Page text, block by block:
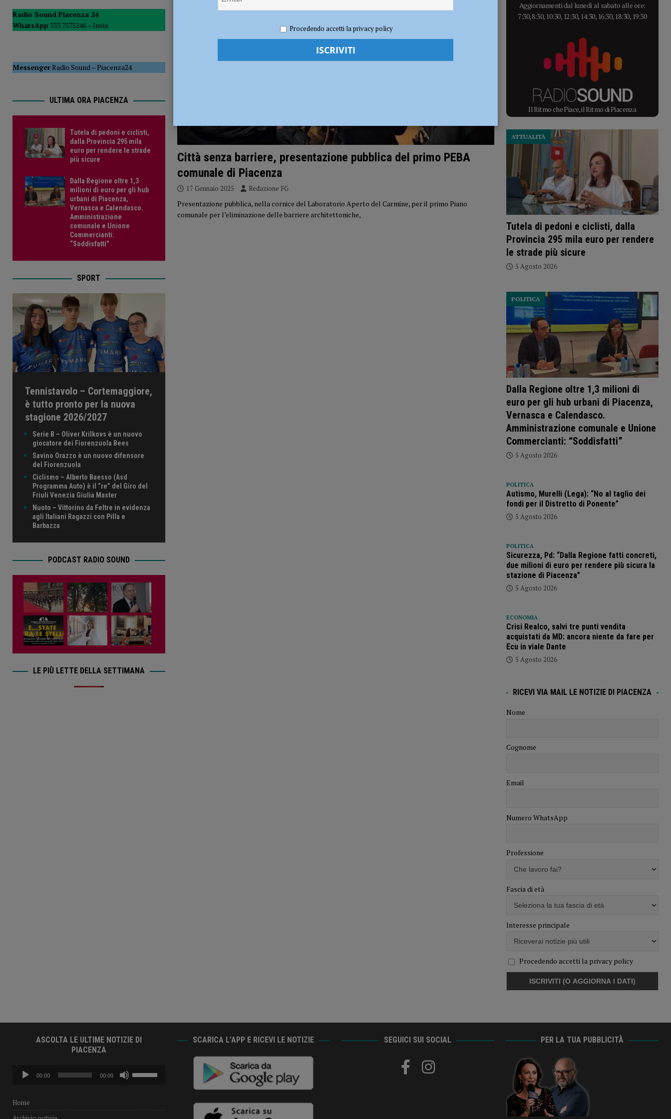
POLITICA
[ 5 Agosto 2026 ] Caldo estremo e asili nido, Tagliaferri (FdI): “Verificare subito la situazione nella provincia di Piacenza”
Città senza barriere, presentazione pubblica del primo PEBA
comunale di Piacenza
17 Gennaio 2025 Redazione FG
Presentazione pubblica, nella cornice del Laboratorio Aperto del Carmine, per il primo Piano
comunale per l’eliminazione delle barriere architettoniche,
Radio Sound Piacenza 24
WhatsApp 333 7575246 – Invia
MessengerRadio Sound–Piacenza24
ULTIMA ORA PIACENZA
Tutela di pedoni e ciclisti,
dalla Provincia 295 mila
euro per rendere le strade
più sicure
Dalla Regione oltre 1,3
milioni di euro per gli hub
urbani di Piacenza,
Vernasca e Calendasco.
Amministrazione
comunale e Unione
Commercianti:
“Soddisfatti”
SPORT
Tennistavolo – Cortemaggiore,
è tutto pronto per la nuova
stagione 2026/2027
Serie B – Oliver Krilkovs è un nuovo
giocatore dei Fiorenzuola Bees
Savino Orazzo è un nuovo difensore
del Fiorenzuola
Ciclismo – Alberto Baesso (Asd
Programma Auto) è il “re” del Giro del
Friuli Venezia Giulia Master
Nuoto – Vittorino da Feltre in evidenza
agli Italiani Ragazzi con Pilla e
Barbazza
PODCAST RADIO SOUND
LE PIÙ LETTE DELLA SETTIMANA
Aggiornamenti dal lunedì al sabato alle ore:
7:30, 8:30, 10:30, 12:30, 14:30, 16:30, 18:30, 19:30
Il Ritmo che Piace, il Ritmo di Piacenza
Tutela di pedoni e ciclisti, dalla
Provincia 295 mila euro per rendere
le strade più sicure
ATTUALITÀ
5 Agosto 2026
Dalla Regione oltre 1,3 milioni di
euro per gli hub urbani di Piacenza,
Vernasca e Calendasco.
Amministrazione comunale e Unione
Commercianti: “Soddisfatti”
POLITICA
5 Agosto 2026
POLITICA
Autismo, Murelli (Lega): “No al taglio dei
fondi per il Distretto di Ponente”
5 Agosto 2026
POLITICA
Sicurezza, Pd: “Dalla Regione fatti concreti,
due milioni di euro per rendere più sicura la
stazione di Piacenza”
5 Agosto 2026
ECONOMIA
Crisi Realco, salvi tre punti vendita
acquistati da MD: ancora niente da fare per
Ecu in viale Dante
5 Agosto 2026
RICEVI VIA MAIL LE NOTIZIE DI PIACENZA
Nome
Cognome
Email
Numero WhatsApp
Professione
Fascia di età
Interesse principale
Procedendo accetti la privacy policy
ASCOLTA LE ULTIME NOTIZIE DI
PIACENZA
Audio
Player
00:00 00:00
i
su/giù
Home
SCARICA L’APP E RICEVI LE NOTIZIE SEGUICI SUI SOCIAL PER LA TUA PUBBLICITÀ
Procedendo accetti la privacy policy